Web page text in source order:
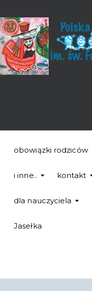
obowiązki rodziców
i inne.. kontakt
dla nauczyciela
Jasełka